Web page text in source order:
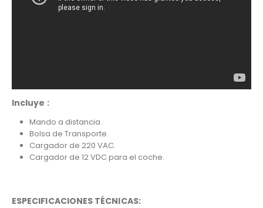
Incluye :
Mando a distancia.
Bolsa de Transporte.
Cargador de 220 VAC.
Cargador de 12 VDC para el coche.
ESPECIFICACIONES TÉCNICAS: